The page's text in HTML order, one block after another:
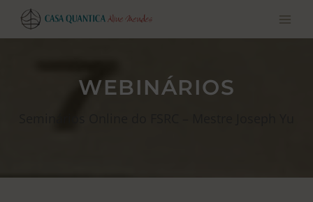
Pular
para
o
WEBINÁRIOS